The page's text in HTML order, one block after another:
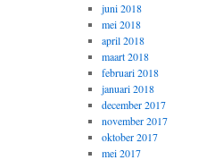
juni 2018
mei 2018
april 2018
maart 2018
februari 2018
januari 2018
december 2017
november 2017
oktober 2017
mei 2017